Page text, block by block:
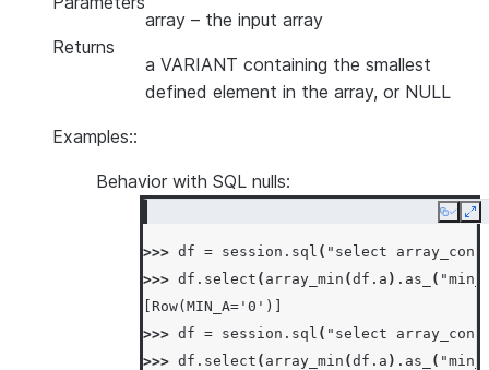
array – the input array
Returns
a VARIANT containing the smallest
defined element in the array, or NULL
Examples::
Behavior with SQL nulls:
Copy
>>> df = session . sql ( "select
>>> df . select ( array_min (df . a ) . as_ (
[Row(MIN_A='0')]
>>> df = session . sql ( "select
>>> df . select ( array_min (df . a ) . as_ (